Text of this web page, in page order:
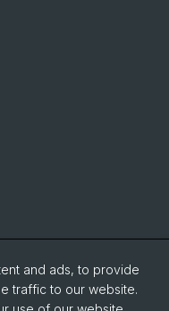
and ads, to provide
traffic to our website.